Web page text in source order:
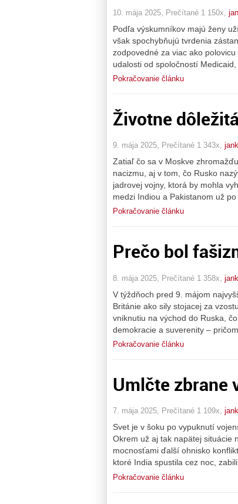
10. mája 2025, Prečítané 1 150x,
Podľa výskumníkov majú ženy
však spochybňujú tvrdenia
zodpovedné za viac ako
udalosti od spoločností
Pokračovanie článku
Životne
9. mája 2025, Prečítané 1 343x,
Zatiaľ čo sa v Moskve
nacizmu, aj v tom, čo Rusko
jadrovej vojny, ktorá by mohla
medzi Indiou a Pakistanom už
Pokračovanie článku
Prečo bol
8. mája 2025, Prečítané 1 358x,
V týždňoch pred 9. májom
Británie ako sily stojacej za
vniknutiu na východ do Ruska,
demokracie a suverenity –
Pokračovanie článku
Umlčte zbrane
7. mája 2025, Prečítané 1 109x,
Svet je v šoku po vypuknutí
Okrem už aj tak napätej situácie
mocnosťami ďalší ohnisko
ktoré India spustila cez noc,
Pokračovanie článku